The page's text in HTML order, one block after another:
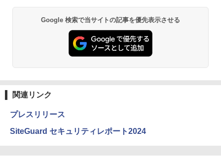
Google 検索で当サイトの記事を優先表示させる
関連リンク
プレスリリース
SiteGuard セキュリティレポート2024